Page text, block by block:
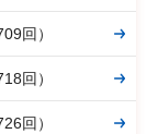
回）
回）
回）